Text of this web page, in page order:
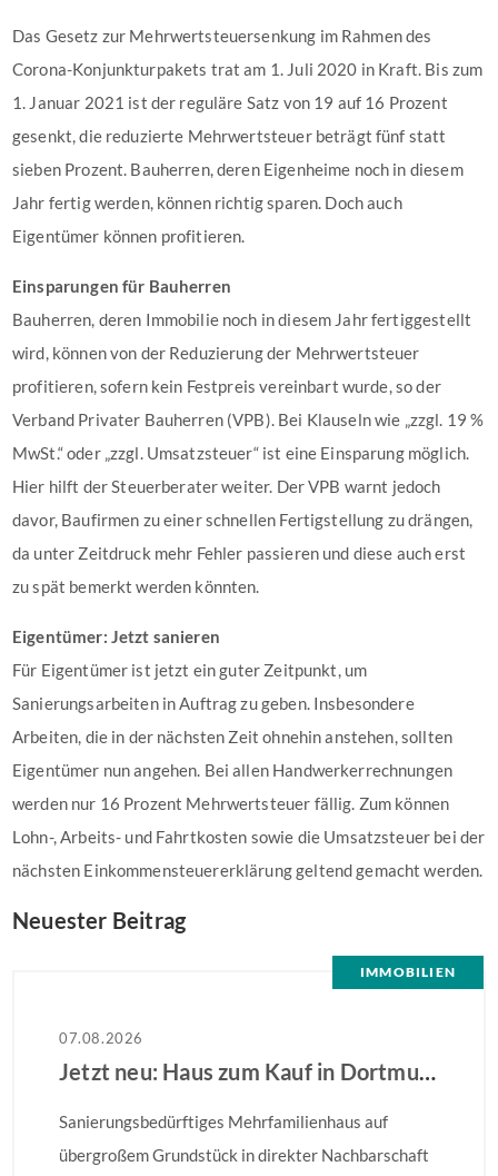
Das Gesetz zur Mehrwertsteuersenkung im Rahmen des
Corona-Konjunkturpakets trat am 1. Juli 2020 in Kraft. Bis zum
1. Januar 2021 ist der reguläre Satz von 19 auf 16 Prozent
gesenkt, die reduzierte Mehrwertsteuer beträgt fünf statt
sieben Prozent. Bauherren, deren Eigenheime noch in diesem
Jahr fertig werden, können richtig sparen. Doch auch
Eigentümer können profitieren.
Einsparungen für Bauherren
Bauherren, deren Immobilie noch in diesem Jahr fertiggestellt
wird, können von der Reduzierung der Mehrwertsteuer
profitieren, sofern kein Festpreis vereinbart wurde, so der
Verband Privater Bauherren (VPB). Bei Klauseln wie „zzgl. 19 %
MwSt.“ oder „zzgl. Umsatzsteuer“ ist eine Einsparung möglich.
Hier hilft der Steuerberater weiter. Der VPB warnt jedoch
davor, Baufirmen zu einer schnellen Fertigstellung zu drängen,
da unter Zeitdruck mehr Fehler passieren und diese auch erst
zu spät bemerkt werden könnten.
Eigentümer: Jetzt sanieren
Für Eigentümer ist jetzt ein guter Zeitpunkt, um
Sanierungsarbeiten in Auftrag zu geben. Insbesondere
Arbeiten, die in der nächsten Zeit ohnehin anstehen, sollten
Eigentümer nun angehen. Bei allen Handwerkerrechnungen
werden nur 16 Prozent Mehrwertsteuer fällig. Zum können
Lohn-, Arbeits- und Fahrtkosten sowie die Umsatzsteuer bei der
nächsten Einkommensteuererklärung geltend gemacht werden.
Neuester Beitrag
IMMOBILIEN
07.08.2026
Jetzt neu: Haus zum Kauf in Dortmund
Sanierungsbedürftiges Mehrfamilienhaus auf
übergroßem Grundstück in direkter Nachbarschaft